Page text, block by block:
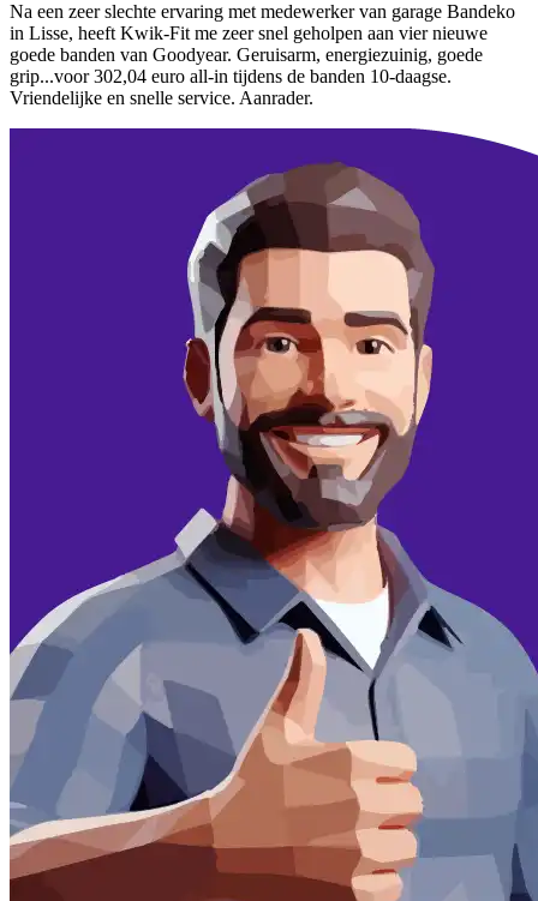
Na een zeer slechte ervaring met medewerker van garage Bandeko
in Lisse, heeft Kwik-Fit me zeer snel geholpen aan vier nieuwe
goede banden van Goodyear. Geruisarm, energiezuinig, goede
grip...voor 302,04 euro all-in tijdens de banden 10-daagse.
Vriendelijke en snelle service. Aanrader.